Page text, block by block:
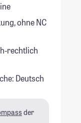
ohne NC
rechtlich
Deutsch
der